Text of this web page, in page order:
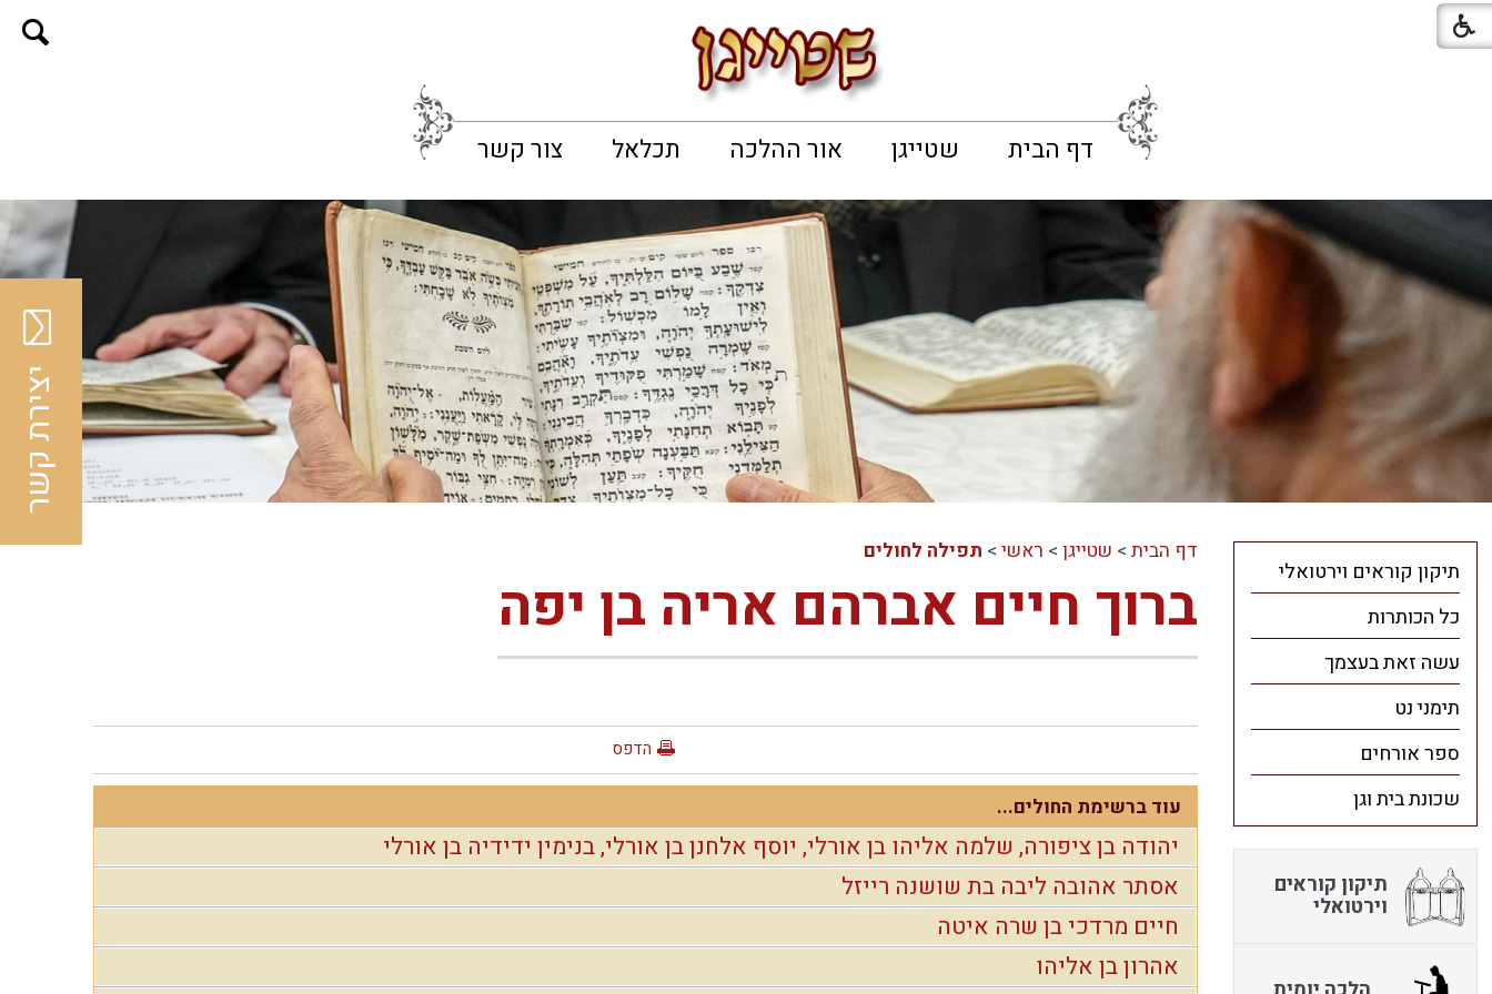
דף הבית שטייגן אור ההלכה תכלאל צור קשר
דף הבית> שטייגן> ראשי> תפילה לחולים
ברוך חיים אברהם אריה בן יפה
הדפס
עוד ברשימת החולים...
יהודה בן ציפורה, שלמה אליהו בן אורלי, יוסף אלחנן בן אורלי, בנימין ידידיה בן אורלי
אסתר אהובה ליבה בת שושנה רייזל
חיים מרדכי בן שרה איטה
אהרון בן אליהו
תיקון קוראים וירטואלי
כל הכותרות
עשה זאת בעצמך
תימני נט
ספר אורחים
שכונת בית וגן
תיקון קוראים
וירטואלי
יצירת קשר